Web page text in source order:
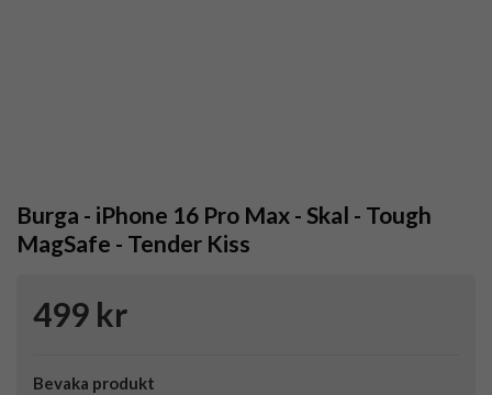
Burga - iPhone 16 Pro Max - Skal - Tough
MagSafe - Tender Kiss
499 kr
Bevaka produkt